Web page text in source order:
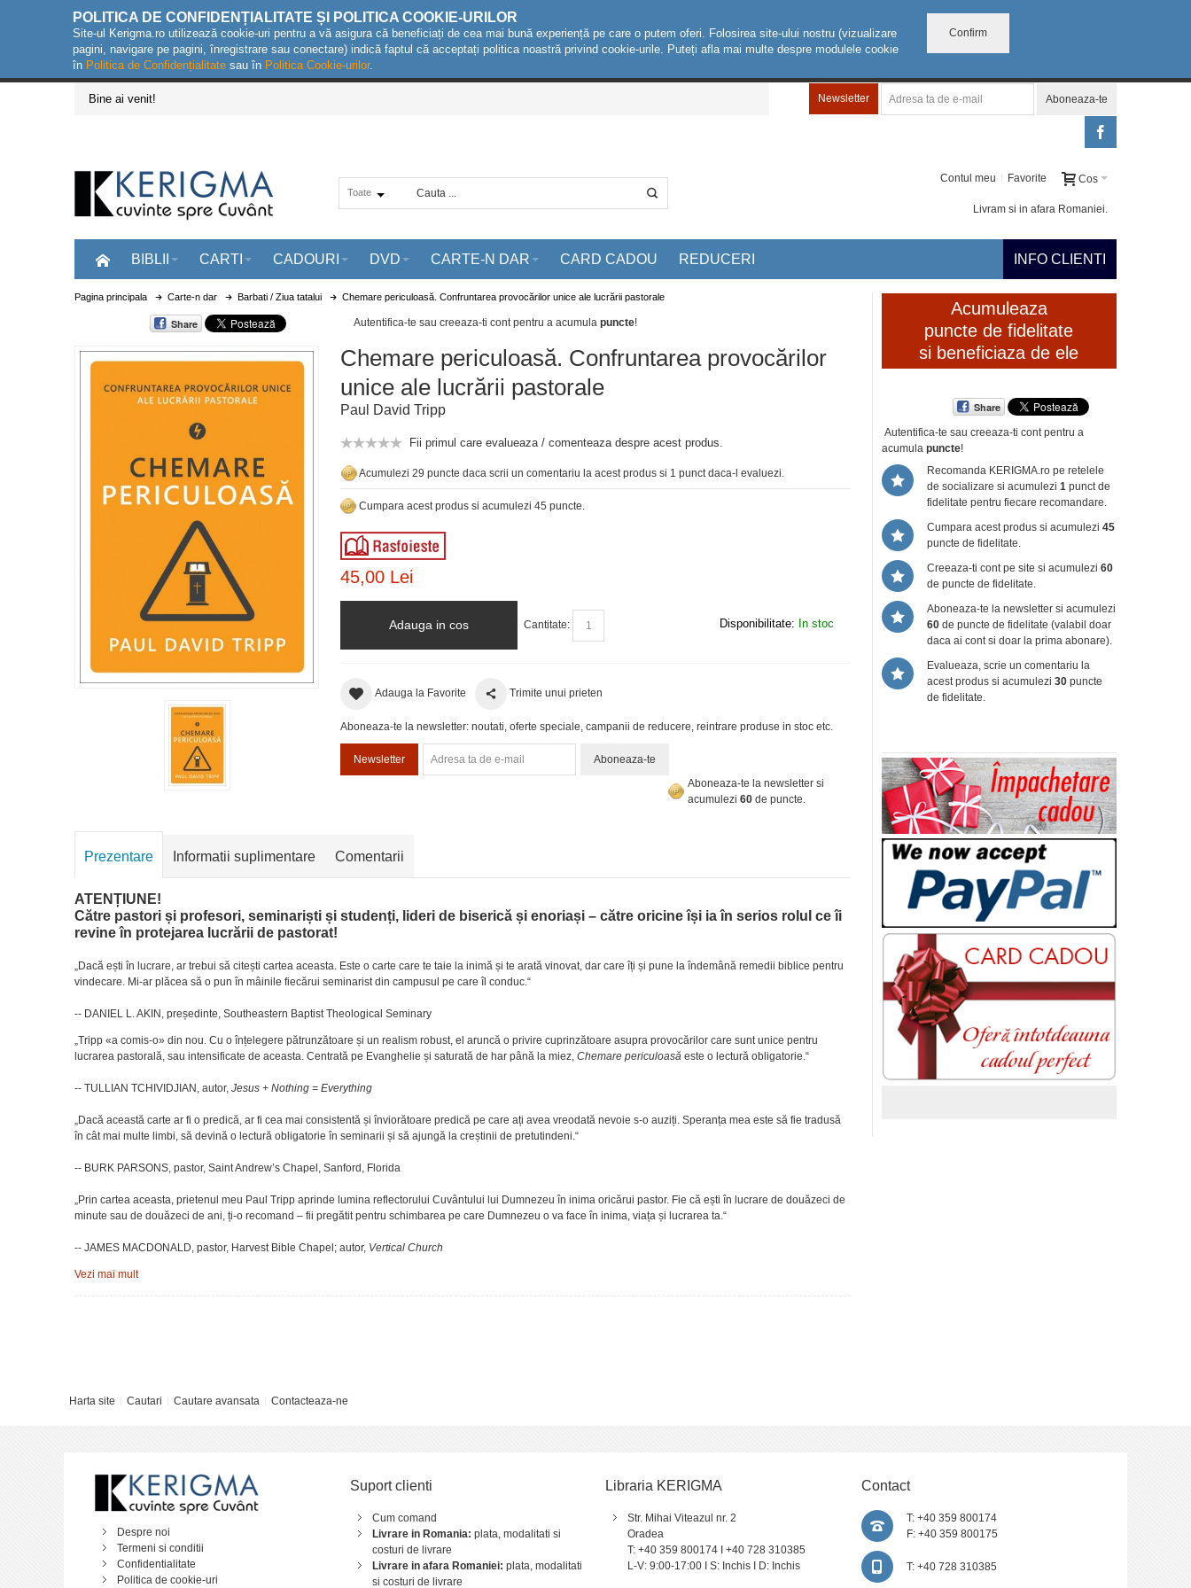
POLITICA DE CONFIDENȚIALITATE ȘI POLITICA COOKIE-URILOR
Site-ul Kerigma.ro utilizează cookie-uri pentru a vă asigura că beneficiați de cea mai bună experiență pe care o putem oferi. Folosirea site-ului nostru (vizualizare
pagini, navigare pe pagini, înregistrare sau conectare) indică faptul că acceptați politica noastră privind cookie-urile. Puteți afla mai multe despre modulele cookie
în Politica de Confidențialitate sau în Politica Cookie-urilor.
Confirm
Bine ai venit! Newsletter Aboneaza-te
Toate
Cos
Contul meu Favorite
Livram si in afara Romaniei.
BIBLII CARTI CADOURI DVD CARTE-N DAR CARD CADOU REDUCERI INFO CLIENTI
Pagina principala Carte-n dar Barbati / Ziua tatalui Chemare periculoasă. Confruntarea provocărilor unice ale lucrării pastorale
Share Autentifica-te sau creeaza-ti cont pentru a acumula puncte!
Chemare periculoasă. Confruntarea provocărilor
unice ale lucrării pastorale
Paul David Tripp
Fii primul care evalueaza / comenteaza despre acest produs.
Acumulezi 29 puncte daca scrii un comentariu la acest produs si 1 punct daca-l evaluezi.
Cumpara acest produs si acumulezi 45 puncte.
45,00 Lei
Cantitate:
Adauga in cos Disponibilitate: In stoc
Adauga la Favorite Trimite unui prieten
Aboneaza-te la newsletter: noutati, oferte speciale, campanii de reducere, reintrare produse in stoc etc.
Newsletter
Aboneaza-te
Aboneaza-te la newsletter si
acumulezi 60de puncte.
Acumuleaza
puncte de fidelitate
si beneficiaza de ele
Share
Autentifica-te sau creeaza-ti contpentru a
acumula puncte!
Recomanda KERIGMA.ro pe retelele
de socializare si acumulezi 1 punct de
fidelitate pentru fiecare recomandare.
Cumpara acest produs si acumulezi 45
puncte de fidelitate.
Creeaza-ti cont pe site si acumulezi 60
de puncte de fidelitate.
Aboneaza-te la newsletter si acumulezi
60de puncte de fidelitate (valabil doar
daca ai cont si doar la prima abonare).
Evalueaza, scrie un comentariu la
acest produs si acumulezi 30puncte
de fidelitate.
Prezentare Informatii suplimentare Comentarii
ATENȚIUNE!
Către pastori și profesori, seminariști și studenți, lideri de biserică și enoriași – către oricine își ia în serios rolul ce îi
revine în protejarea lucrării de pastorat!
„Dacă ești în lucrare, ar trebui să citești cartea aceasta. Este o carte care te taie la inimă și te arată vinovat, dar care îți și pune la îndemână remedii biblice pentru
vindecare. Mi-ar plăcea să o pun în mâinile fiecărui seminarist din campusul pe care îl conduc.“
-- DANIEL L. AKIN, președinte, Southeastern Baptist Theological Seminary
„Tripp «a comis-o» din nou. Cu o înțelegere pătrunzătoare și un realism robust, el aruncă o privire cuprinzătoare asupra provocărilor care sunt unice pentru
lucrarea pastorală, sau intensificate de aceasta. Centrată pe Evanghelie și saturată de har până la miez,Chemare periculoasă este o lectură obligatorie.“
-- TULLIAN TCHIVIDJIAN, autor, Jesus + Nothing = Everything
„Dacă această carte ar fi o predică, ar fi cea mai consistentă și înviorătoare predică pe care ați avea vreodată nevoie s-o auziți. Speranța mea este să fie tradusă
în cât mai multe limbi, să devină o lectură obligatorie în seminarii și să ajungă la creștinii de pretutindeni.“
-- BURK PARSONS, pastor, Saint Andrew’s Chapel, Sanford, Florida
„Prin cartea aceasta, prietenul meu Paul Tripp aprinde lumina reflectorului Cuvântului lui Dumnezeu în inima oricărui pastor. Fie că ești în lucrare de douăzeci de
minute sau de douăzeci de ani, ți-o recomand – fii pregătit pentru schimbarea pe care Dumnezeu o va face în inima, viața și lucrarea ta.“
-- JAMES MACDONALD, pastor, Harvest Bible Chapel; autor, Vertical Church
„Există în zilele de azi o forță întunecată și distructivă care lucrează împotriva pastorilor. Cu multă înțelepciune, dar și cu fermitate,
-- TERRY VIRGO, fondator, Newfrontiers
PARTEA I
O EXAMINARE A CULTURII PASTORALE
1. Îndreptat spre dezastru 15
2. Din nou și din nou 27
3. Creiere teologice mari și inimi bolnave 37
4. Mai mult decât cunoștințe și competențe 51
Vezi mai mult
Harta site Cautari Cautare avansata Contacteaza-ne
Despre noi
Termeni si conditii
Confidentialitate
Politica de cookie-uri
Suport clienti
Cum comand
Livrare in Romania: plata, modalitati si
costuri de livrare
Livrare in afara Romaniei: plata, modalitati
si costuri de livrare
Libraria KERIGMA
Str. Mihai Viteazul nr. 2
Oradea
T: +40 359 800174 I +40 728 310385
L-V: 9:00-17:00 I S: Inchis I D: Inchis
Contact
T: +40 359 800174
F: +40 359 800175
T: +40 728 310385